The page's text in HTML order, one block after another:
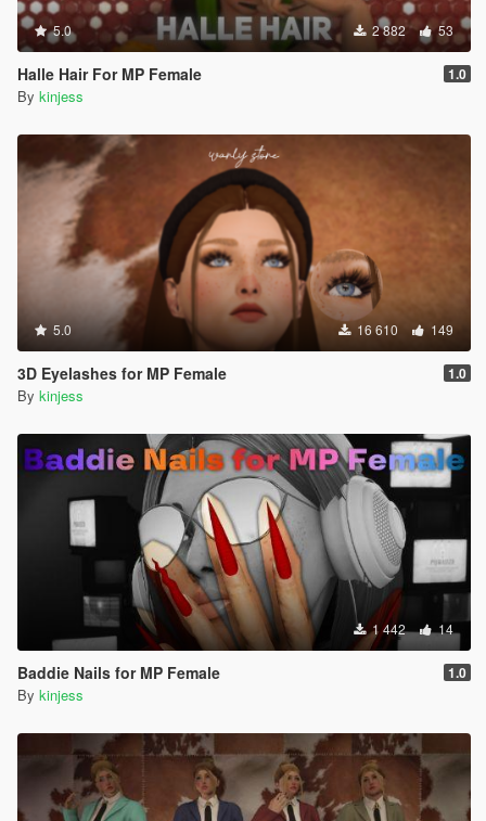
5.0 2 882 53
Halle Hair For MP Female 1.0
By kinjess
5.0 16 610 149
3D Eyelashes for MP Female 1.0
By kinjess
1 442 14
Baddie Nails for MP Female 1.0
By kinjess